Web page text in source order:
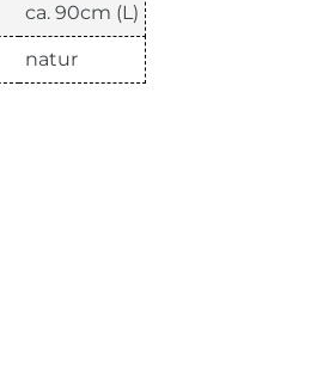
ca. 90cm (L)
natur